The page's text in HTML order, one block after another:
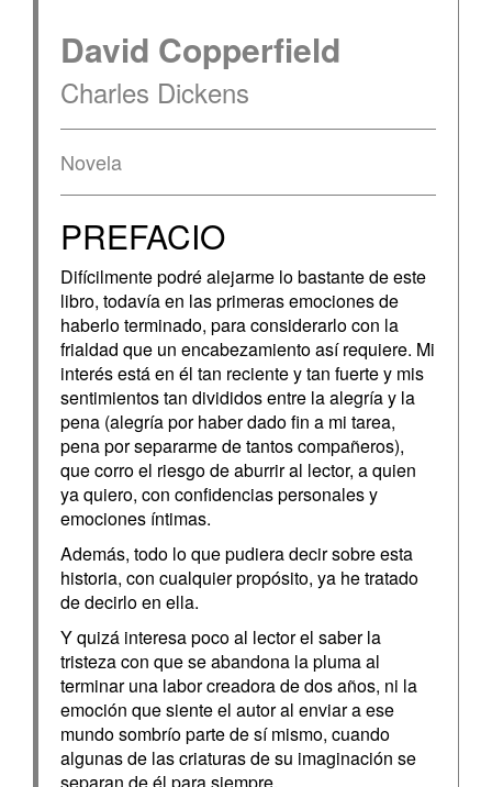
David Copperfield
Charles Dickens
Novela
PREFACIO
Difícilmente podré alejarme lo bastante de este
libro, to­davía en las primeras emociones de
haberlo terminado, para considerarlo con la
frialdad que un encabezamiento así re­quiere. Mi
interés está en él tan reciente y tan fuerte y mis
sentimientos tan divididos entre la alegría y la
pena (alegría por haber dado fin a mi tarea,
pena por separarme de tantos compañeros),
que corro el riesgo de aburrir al lector, a quien
ya quiero, con confidencias personales y
emociones ínti­mas.
Además, todo lo que pudiera decir sobre esta
historia, con cualquier propósito, ya he tratado
de decirlo en ella.
Y quizá interesa poco al lector el saber la
tristeza con que se abandona la pluma al
terminar una labor creadora de dos años, ni la
emoción que siente el autor al enviar a ese
mundo sombrío parte de sí mismo, cuando
algunas de las criaturas de su imaginación se